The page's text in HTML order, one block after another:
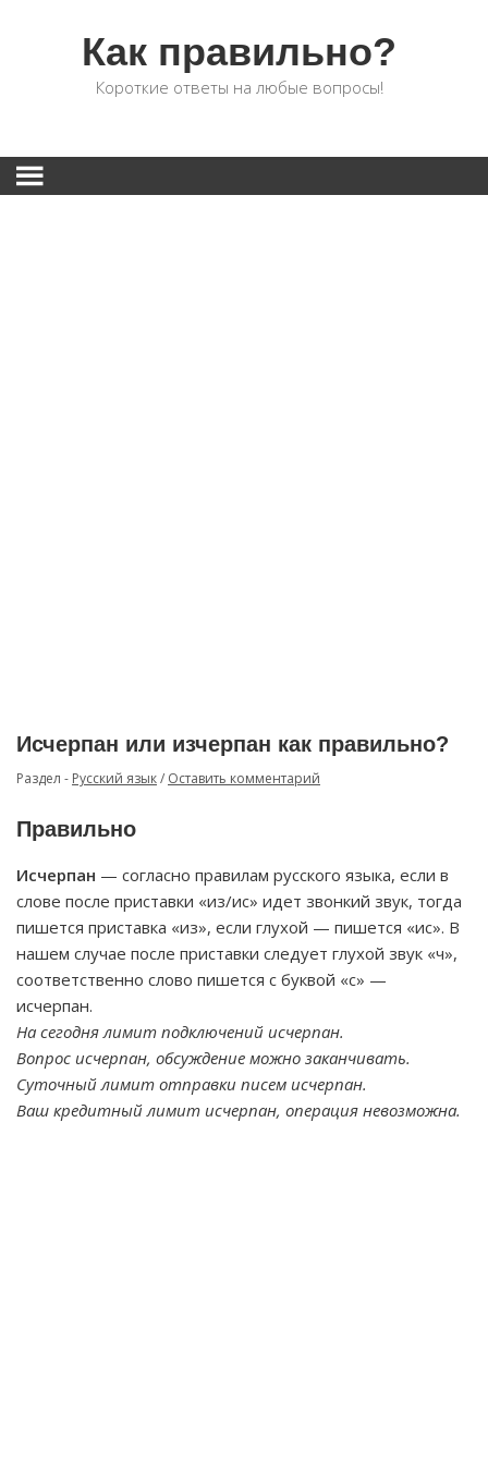
Как правильно?
Короткие ответы на любые вопросы!
Исчерпан или изчерпан как правильно?
Раздел - Русский язык/ Оставить комментарий
Правильно
Исчерпан — согласно правилам русского языка, если в
слове после приставки «из/ис» идет звонкий звук, тогда
пишется приставка «из», если глухой — пишется «ис». В
нашем случае после приставки следует глухой звук «ч»,
соответственно слово пишется с буквой «с» —
исчерпан.
На сегодня лимит подключений исчерпан.
Вопрос исчерпан, обсуждение можно заканчивать.
Суточный лимит отправки писем исчерпан.
Ваш кредитный лимит исчерпан, операция невозможна.